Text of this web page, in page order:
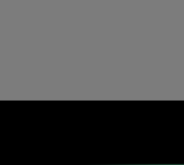
Hírek